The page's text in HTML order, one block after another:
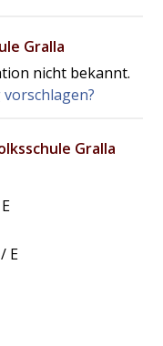
Gralla
nicht bekannt.
Gralla
/ E